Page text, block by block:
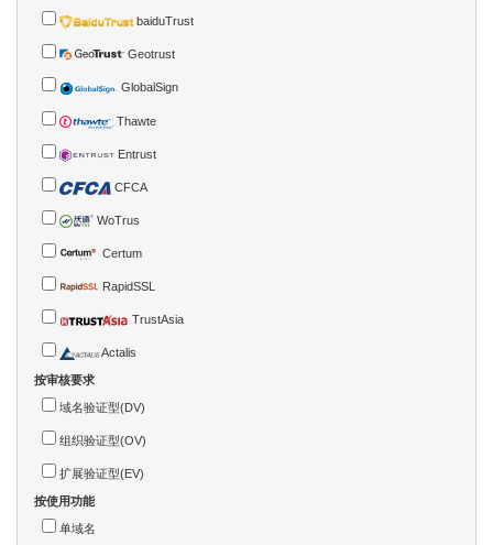
baiduTrust
Geotrust
GlobalSign
Thawte
Entrust
CFCA
WoTrus
Certum
RapidSSL
TrustAsia
Actalis
按审核要求
域名验证型(DV)
组织验证型(OV)
扩展验证型(EV)
按使用功能
单域名